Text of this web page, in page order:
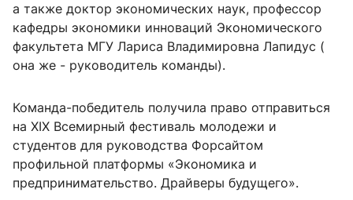
а также доктор экономических наук, профессор
кафедры экономики инноваций Экономического
факультета МГУ Лариса Владимировна Лапидус (
она же - руководитель команды).
Команда-победитель получила право отправиться
на XIX Всемирный фестиваль молодежи и
студентов для руководства Форсайтом
профильной платформы «Экономика и
предпринимательство. Драйверы будущего».